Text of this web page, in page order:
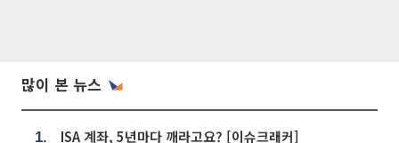
많이 본 뉴스
1. ISA 계좌, 5년마다 깨라고요? [이슈크래커]